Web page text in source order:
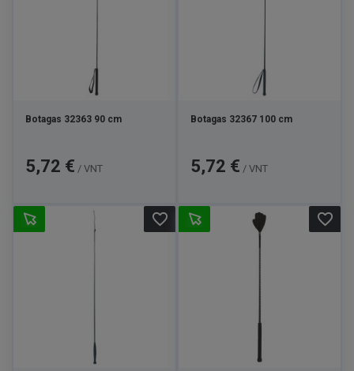
Botagas 32363 90 cm
Kaina
5,72 € / VNT
Botagas 32367 100 cm
Kaina
5,72 € / VNT
favorite_border favorite_border